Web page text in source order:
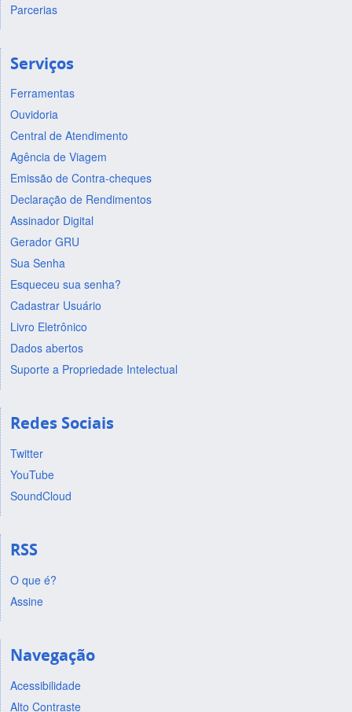
Parcerias
Serviços
Ferramentas
Ouvidoria
Central de Atendimento
Agência de Viagem
Emissão de Contra-cheques
Declaração de Rendimentos
Assinador Digital
Gerador GRU
Sua Senha
Esqueceu sua senha?
Cadastrar Usuário
Livro Eletrônico
Dados abertos
Suporte a Propriedade Intelectual
Redes Sociais
Twitter
YouTube
SoundCloud
RSS
O que é?
Assine
Navegação
Acessibilidade
Alto Contraste